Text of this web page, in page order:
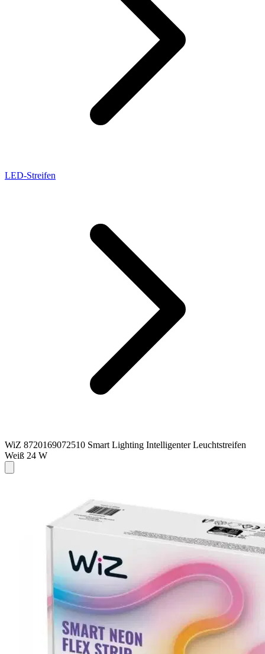
LED-Streifen
WiZ 8720169072510 Smart Lighting Intelligenter Leuchtstreifen
Weiß 24 W